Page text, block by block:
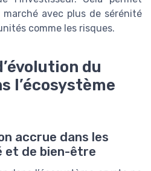
marché avec plus de sérénité
comme les risques.
du
l’écosystème
accrue dans les
et de bien-être